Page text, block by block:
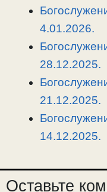
4.01.2026.
28.12.2025.
21.12.2025.
14.12.2025.
Оставьте